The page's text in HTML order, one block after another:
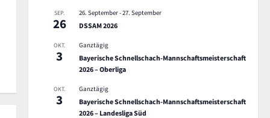
SEP.
26
26. September-27. September
DSSAM 2026
OKT.
3
Ganztägig
Bayerische Schnellschach-Mannschaftsmeisterschaft
2026 – Oberliga
OKT.
3
Ganztägig
Bayerische Schnellschach-Mannschaftsmeisterschaft
2026 – Landesliga Süd